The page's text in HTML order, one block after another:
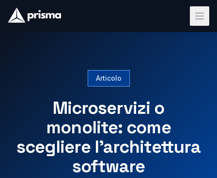
Articolo
Microservizi o
monolite: come
scegliere l'architettura
software